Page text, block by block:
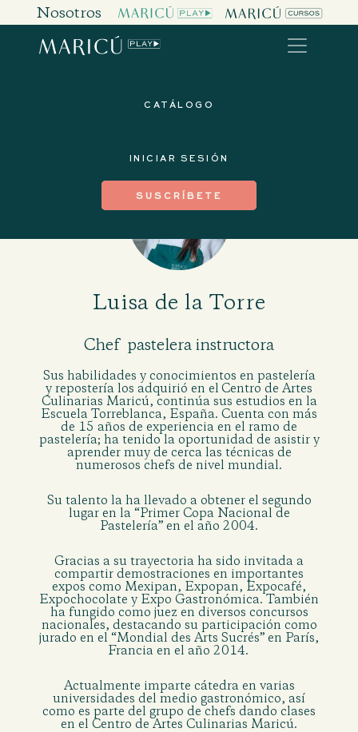
Nosotros
CATÁLOGO
INICIAR SESIÓN
SUSCRÍBETE
Luisa de la Torre
Chef pastelera instructora
Sus habilidades y conocimientos en pastelería
y repostería los adquirió en el Centro de Artes
Culinarias Maricú, continúa sus estudios en la
Escuela Torreblanca, España. Cuenta con más
de 15 años de experiencia en el ramo de
pastelería; ha tenido la oportunidad de asistir y
aprender muy de cerca las técnicas de
numerosos chefs de nivel mundial.
Su talento la ha llevado a obtener el segundo
lugar en la“Primer Copa Nacional de
Pastelería” en el año 2004.
Gracias a su trayectoria ha sido invitada a
compartir demostraciones en importantes
expos como Mexipan, Expopan, Expocafé,
Expochocolate y Expo Gastronómica. También
ha fungido como juez en diversos concursos
nacionales, destacando su participación como
jurado en el “Mondial des Arts Sucrés” en París,
Francia en el año 2014.
Actualmente imparte cátedra en varias
universidades del medio gastronómico, así
como es parte del grupo de chefs dando clases
en el Centro de Artes Culinarias Maricú.